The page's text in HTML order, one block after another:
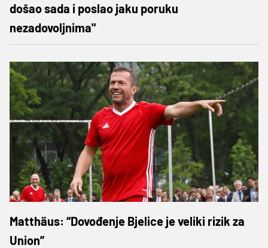
došao sada i poslao jaku poruku
nezadovoljnima"
Matthäus: “Dovođenje Bjelice je veliki rizik za
Union”